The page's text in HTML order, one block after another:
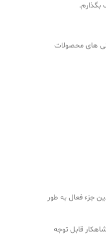
های محصولات
جزء فعال به طور
قابل توجه